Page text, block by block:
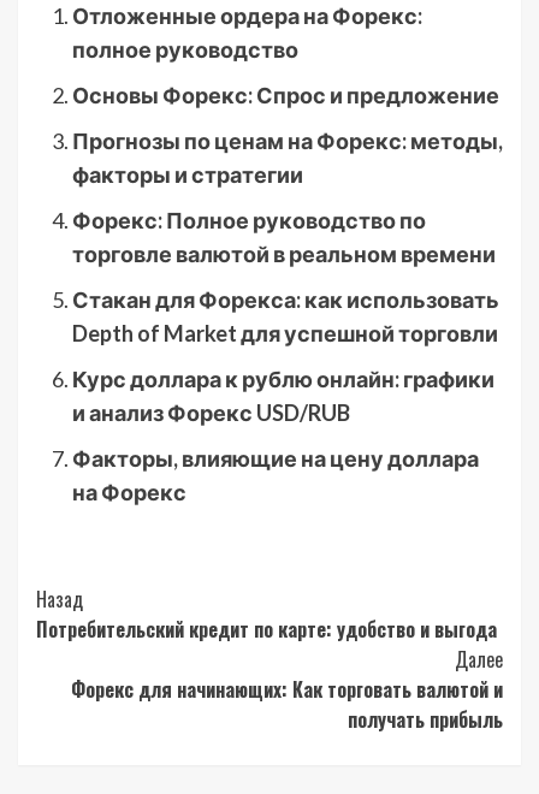
Отложенные ордера на Форекс:
полное руководство
Основы Форекс: Спрос и предложение
Прогнозы по ценам на Форекс: методы,
факторы и стратегии
Форекс: Полное руководство по
торговле валютой в реальном времени
Стакан для Форекса: как использовать
Depth of Market для успешной торговли
Курс доллара к рублю онлайн: графики
и анализ Форекс USD/RUB
Факторы, влияющие на цену доллара
на Форекс
Post
Navigation
Назад
Потребительский кредит по карте: удобство и выгода
Далее
Форекс для начинающих: Как торговать валютой и
получать прибыль